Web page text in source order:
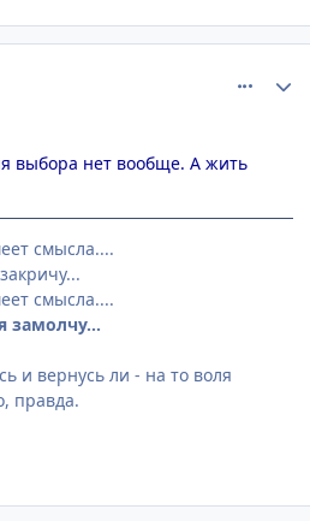
выбора нет вообще. А жить
смысла....
смысла....
замолчу...
и вернусь ли - на то воля
правда.